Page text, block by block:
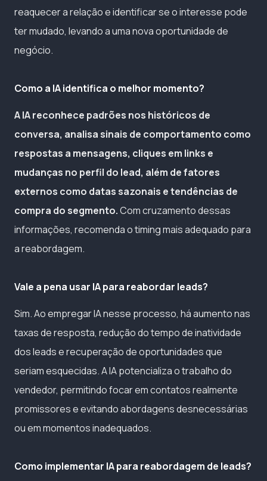
reaquecer a relação e identificar se o interesse pode
ter mudado, levando a uma nova oportunidade de
negócio.
Como a IA identifica o melhor momento?
A IA reconhece padrões nos históricos de
conversa, analisa sinais de comportamento como
respostas a mensagens, cliques em links e
mudanças no perfil do lead, além de fatores
externos como datas sazonais e tendências de
compra do segmento.Com cruzamento dessas
informações, recomenda o timing mais adequado para
a reabordagem.
Vale a pena usar IA para reabordar leads?
Sim. Ao empregar IA nesse processo, há aumento nas
taxas de resposta, redução do tempo de inatividade
dos leads e recuperação de oportunidades que
seriam esquecidas. A IA potencializa o trabalho do
vendedor, permitindo focar em contatos realmente
promissores e evitando abordagens desnecessárias
ou em momentos inadequados.
Como implementar IA para reabordagem de leads?